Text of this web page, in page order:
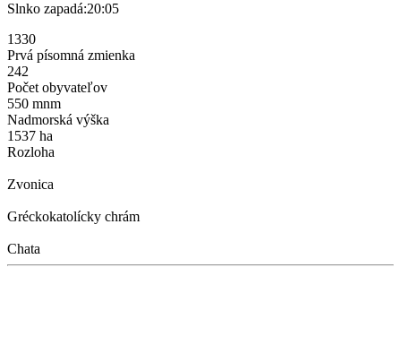
Slnko zapadá:20:05
1330
Prvá písomná zmienka
242
Počet obyvateľov
550 mnm
Nadmorská výška
1537 ha
Rozloha
Zvonica
Gréckokatolícky chrám
Chata